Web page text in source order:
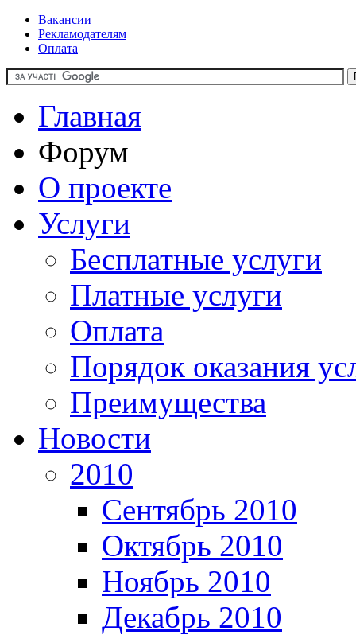
Вакансии
Рекламодателям
Оплата
Главная
Форум
О проекте
Услуги
Бесплатные услуги
Платные услуги
Оплата
Порядок оказания
Преимущества
Новости
2010
Сентябрь 2010
Октябрь 2010
Ноябрь 2010
Декабрь 2010